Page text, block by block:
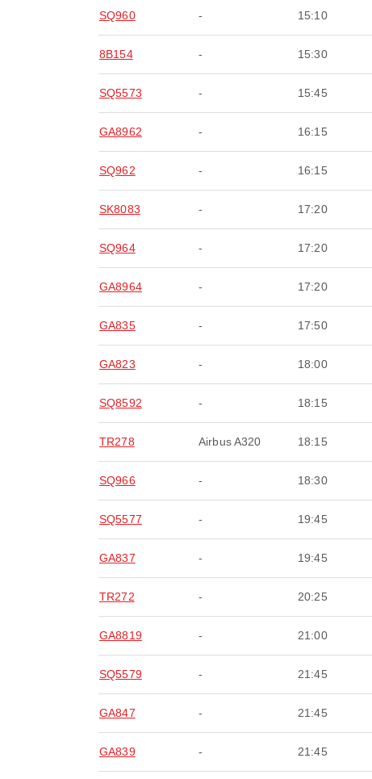
SQ960 - 15:10
8B154 - 15:30
SQ5573 - 15:45
GA8962 - 16:15
SQ962 - 16:15
SK8083 - 17:20
SQ964 - 17:20
GA8964 - 17:20
GA835 - 17:50
GA823 - 18:00
SQ8592 - 18:15
TR278 Airbus A320 18:15
SQ966 - 18:30
SQ5577 - 19:45
GA837 - 19:45
TR272 - 20:25
GA8819 - 21:00
SQ5579 - 21:45
GA847 - 21:45
GA839 - 21:45